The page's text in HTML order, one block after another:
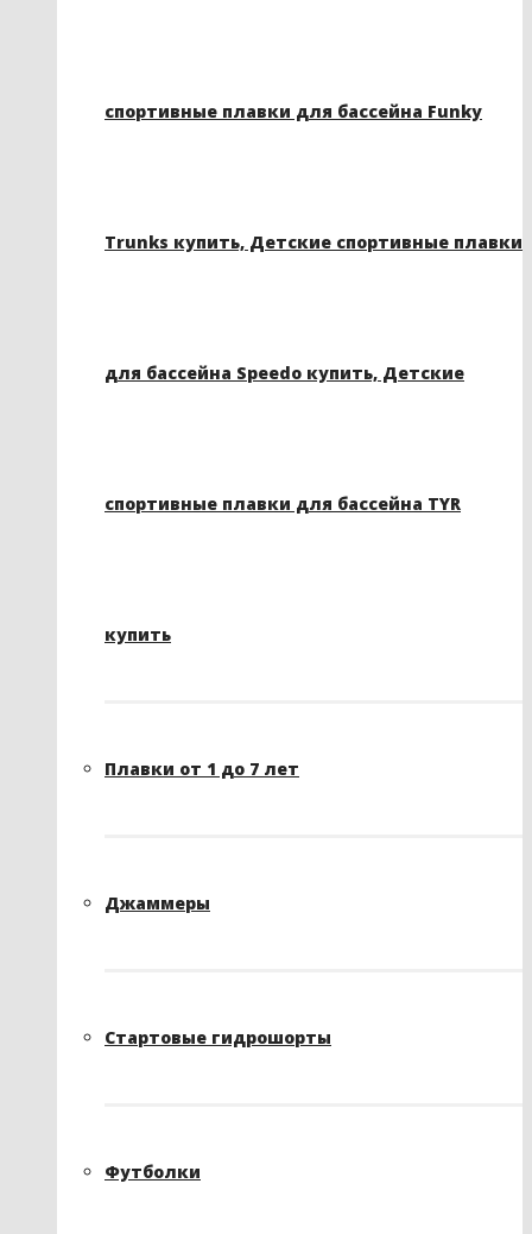
спортивные плавки для бассейна Funky
Trunks купить, Детские спортивные плавки
для бассейна Speedo купить, Детские
спортивные плавки для бассейна TYR
купить
Плавки от 1 до 7 лет
Джаммеры
Стартовые гидрошорты
Футболки